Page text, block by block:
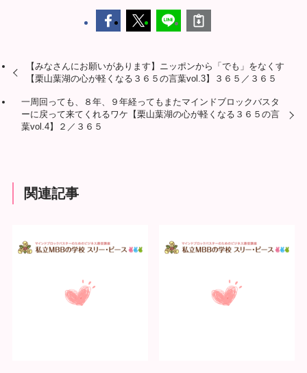
【みなさんにお願いがあります】ニッポンから「でも」をなくす
【栗山葉湖の心が軽くなる３６５の言葉vol.3】３６５／３６５
一周回っても、８年、９年経ってもまたマインドブロックバスタ
ーに戻って来てくれるワケ【栗山葉湖の心が軽くなる３６５の言
葉vol.4】２／３６５
関連記事